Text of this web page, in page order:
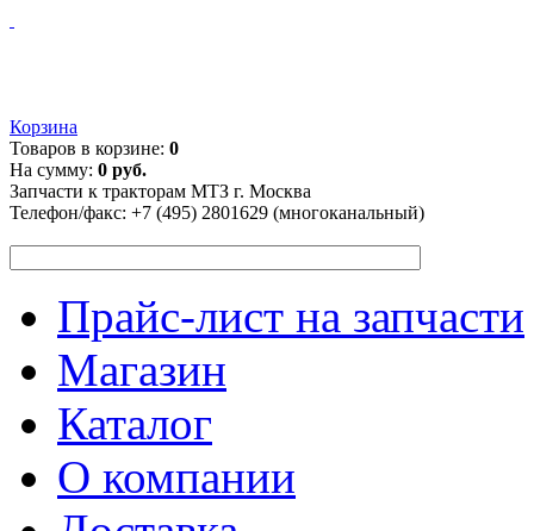
Корзина
Товаров в корзине: 0
На сумму: 0 руб.
Запчасти к тракторам МТЗ г. Москва
Телефон/факс: +7 (495) 2801629 (многоканальный)
Прайс-лист на запчасти
Магазин
Каталог
О компании